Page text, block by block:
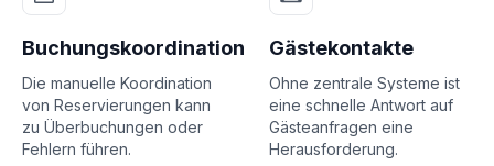
Buchungskoordination
Die manuelle Koordination
von Reservierungen kann
zu Überbuchungen oder
Fehlern führen.
Gästekontakte
Ohne zentrale Systeme ist
eine schnelle Antwort auf
Gästeanfragen eine
Herausforderung.